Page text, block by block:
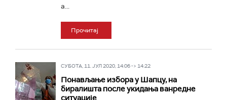
а...
Прочитај
СУБОТА, 11. ЈУЛ 2020, 14:06 -> 14:22
Понављање избора у Шапцу, на
биралишта после укидања ванредне
ситуације